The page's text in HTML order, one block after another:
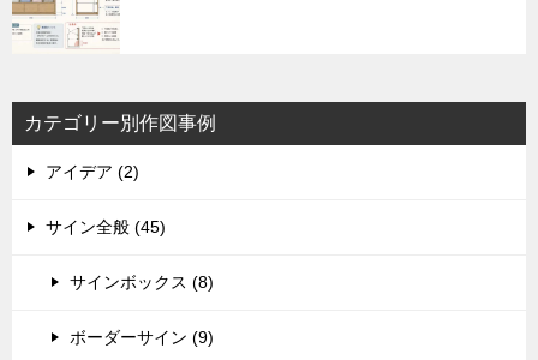
カテゴリー別作図事例
アイデア (2)
サイン全般 (45)
サインボックス (8)
ボーダーサイン (9)